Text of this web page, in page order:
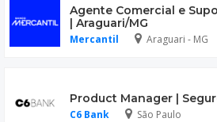
Agente Comercial e
| Araguari/MG
Mercantil Araguari - MG
Product Manager |
C6 Bank São Paulo